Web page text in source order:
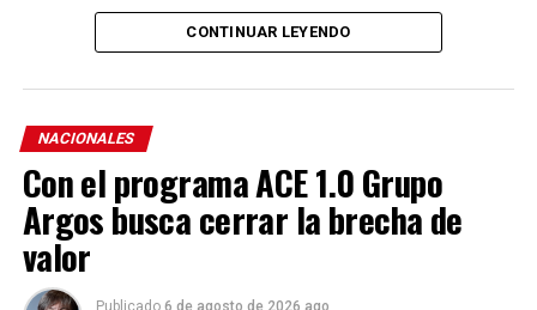
un mensaje poderoso, donde la llamada “falsa paz total”
de Gustavo Petro, se acaba.«No más beneficios, ni
«llegó el orden y la autoridad con Abelardo De La
Espriella».
De Bedout aseguró que las cárceles dejan de ser“una
oficina, una tarima, un hotel, un centro de operación
política y criminal del país”
reclusión y castigo.
CONTINUAR LEYENDO
NACIONALES
Con el programa ACE 1.0 Grupo
Argos busca cerrar la brecha de
valor
Publicado 6 de agosto de 2026 ago